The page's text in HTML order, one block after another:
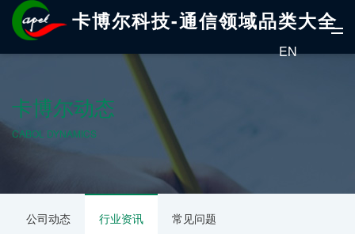
卡博尔科技-通信领域品类大全
EN
卡博尔动态
CABOL DYNAMICS
公司动态 行业资讯 常见问题